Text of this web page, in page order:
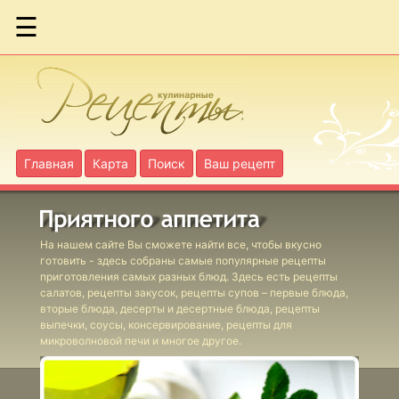
☰
Главная Карта Поиск Ваш рецепт
На нашем сайте Вы сможете найти все, чтобы вкусно
готовить - здесь собраны самые популярные рецепты
приготовления самых разных блюд. Здесь есть рецепты
салатов, рецепты закусок, рецепты супов – первые блюда,
вторые блюда, десерты и десертные блюда, рецепты
выпечки, соусы, консервирование, рецепты для
микроволновой печи и многое другое.
Бараньи
фрикадельки
по-гречески
Бараньи
голяшки в вине
Бириани с
ягнятиной
Бургеры с
фасолевым
соусом
Фаршированные